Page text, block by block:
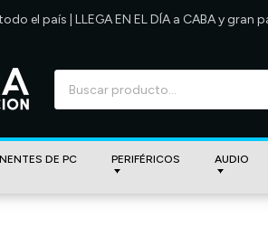
el país | LLEGA EN EL DÍA a CABA y
DE PC PERIFÉRICOS AUDIO